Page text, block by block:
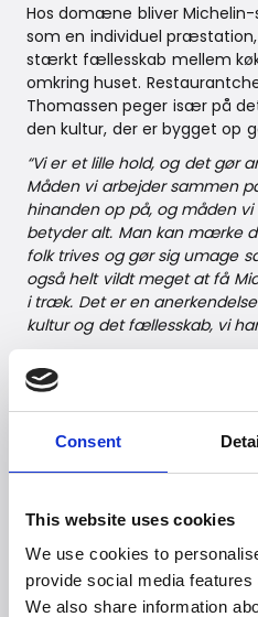
Consent
This website uses cookies
We use cookies to
provide social media
We also share information
Hos domæne bliver
som en individuel
stærkt fællesskab mellem
omkring huset.
Thomassen peger især på
den kultur, der er bygget op
“Vi er et lille hold, og det gør
Måden vi arbejder sammen
hinanden op på, og måden
betyder alt. Man kan mærke
folk trives og gør sig umage
også helt vildt meget at få
i træk. Det er en
kultur og det fællesskab, vi
oplevelse på domæne
“Vin, service, stemning og
mærker ro, overskud og
træder ind.”
Fire år med Michelin-